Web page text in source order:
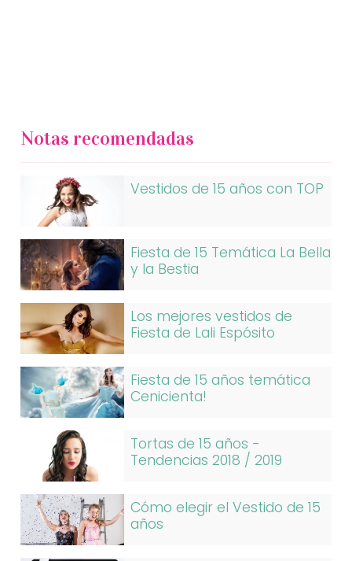
Notas recomendadas
Vestidos de 15 años con TOP
Fiesta de 15 Temática La Bella
y la Bestia
Los mejores vestidos de
Fiesta de Lali Espósito
Fiesta de 15 años temática
Cenicienta!
Tortas de 15 años -
Tendencias 2018 / 2019
Cómo elegir el Vestido de 15
años